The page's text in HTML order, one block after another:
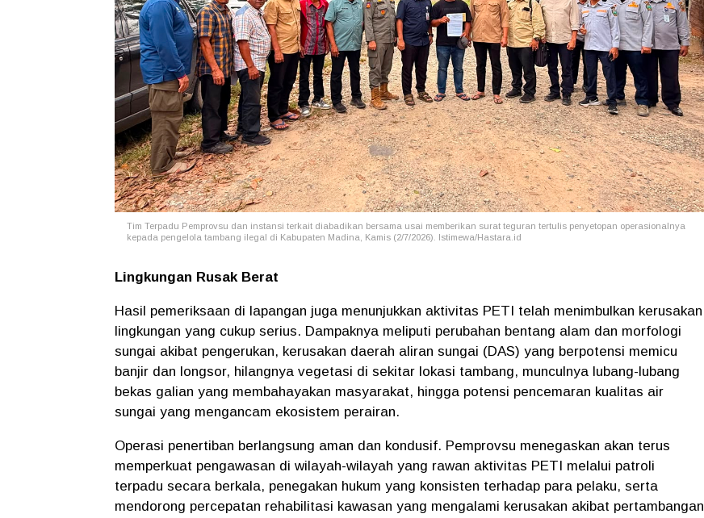
Tim Terpadu Pemprovsu dan instansi terkait diabadikan bersama usai memberikan surat teguran tertulis penyetopan operasionalnya
kepada pengelola tambang ilegal di Kabupaten Madina, Kamis (2/7/2026). Istimewa/Hastara.id
Lingkungan Rusak Berat
Hasil pemeriksaan di lapangan juga menunjukkan aktivitas PETI telah menimbulkan kerusakan
lingkungan yang cukup serius. Dampaknya meliputi perubahan bentang alam dan morfologi
sungai akibat pengerukan, kerusakan daerah aliran sungai (DAS) yang berpotensi memicu
banjir dan longsor, hilangnya vegetasi di sekitar lokasi tambang, munculnya lubang-lubang
bekas galian yang membahayakan masyarakat, hingga potensi pencemaran kualitas air
sungai yang mengancam ekosistem perairan.
Operasi penertiban berlangsung aman dan kondusif. Pemprovsu menegaskan akan terus
memperkuat pengawasan di wilayah-wilayah yang rawan aktivitas PETI melalui patroli
terpadu secara berkala, penegakan hukum yang konsisten terhadap para pelaku, serta
mendorong percepatan rehabilitasi kawasan yang mengalami kerusakan akibat pertambangan